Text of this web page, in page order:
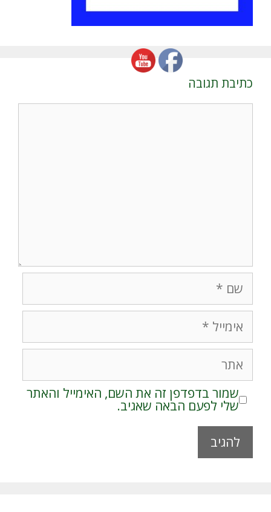
כתיבת תגובה
תגובה
שם
אימייל
אתר
שמור בדפדפן זה את השם, האימייל והאתר
שלי לפעם הבאה שאגיב.